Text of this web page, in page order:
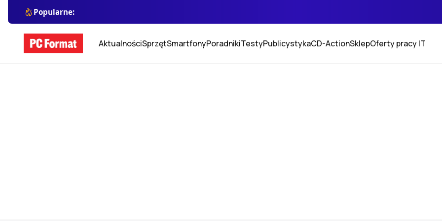
Popularne:
AktualnościSprzętSmartfonyPoradnikiTestyPublicystykaCD-ActionSklepOferty pracy IT